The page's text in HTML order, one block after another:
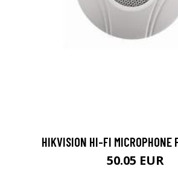
HIKVISION HI-FI MICROPHONE
50.05 EUR